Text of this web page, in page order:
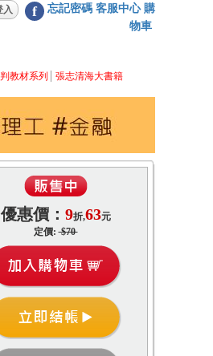
f 忘記密碼 客服中心 購
物車
教材系列 張志清海大書籍
優惠價： 9折,63元
定價:$70